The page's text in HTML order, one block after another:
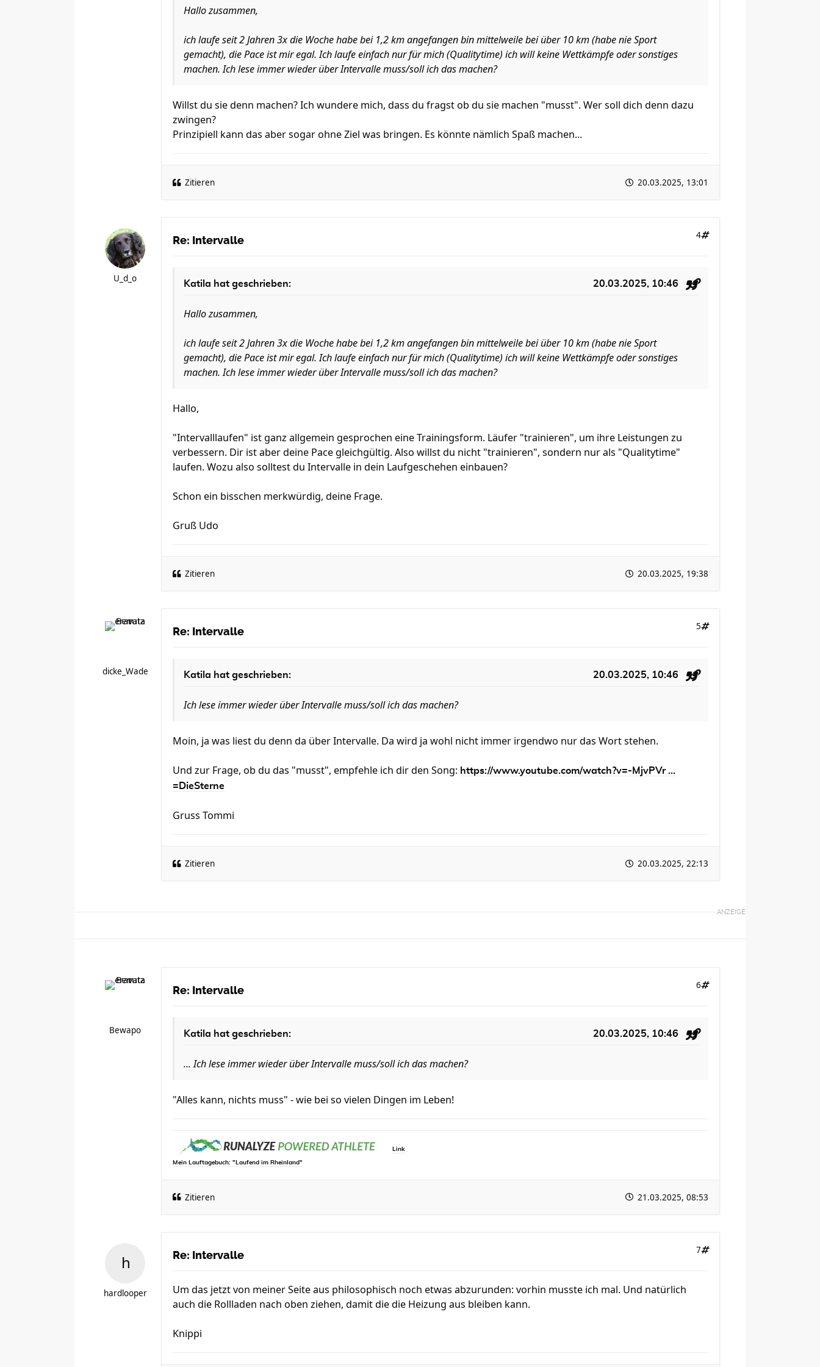
Hallo zusammen,
ich laufe seit 2 Jahren 3x die Woche habe bei 1,2 km angefangen bin mittelweile bei über 10 km (habe nie Sport
gemacht), die Pace ist mir egal. Ich laufe einfach nur für mich (Qualitytime) ich will keine Wettkämpfe oder sonstiges
machen. Ich lese immer wieder über Intervalle muss/soll ich das machen?
Willst du sie denn machen? Ich wundere mich, dass du fragst ob du sie machen "musst". Wer soll dich denn dazu
zwingen?
Prinzipiell kann das aber sogar ohne Ziel was bringen. Es könnte nämlich Spaß machen...
Zitieren 20.03.2025, 13:01
U_d_o
Re: Intervalle 4
Katila hat geschrieben: 20.03.2025, 10:46
Hallo zusammen,
ich laufe seit 2 Jahren 3x die Woche habe bei 1,2 km angefangen bin mittelweile bei über 10 km (habe nie Sport
gemacht), die Pace ist mir egal. Ich laufe einfach nur für mich (Qualitytime) ich will keine Wettkämpfe oder sonstiges
machen. Ich lese immer wieder über Intervalle muss/soll ich das machen?
Hallo,
"Intervalllaufen" ist ganz allgemein gesprochen eine Trainingsform. Läufer "trainieren", um ihre Leistungen zu
verbessern. Dir ist aber deine Pace gleichgültig. Also willst du nicht "trainieren", sondern nur als "Qualitytime"
laufen. Wozu also solltest du Intervalle in dein Laufgeschehen einbauen?
Schon ein bisschen merkwürdig, deine Frage.
Gruß Udo
Zitieren 20.03.2025, 19:38
dicke_Wade
Re: Intervalle 5
Katila hat geschrieben: 20.03.2025, 10:46
Ich lese immer wieder über Intervalle muss/soll ich das machen?
Moin, ja was liest du denn da über Intervalle. Da wird ja wohl nicht immer irgendwo nur das Wort stehen.
Und zur Frage, ob du das "musst", empfehle ich dir den Song: https://www.youtube.com/watch?v=-MjvPVr ...
=DieSterne
Gruss Tommi
Zitieren 20.03.2025, 22:13
ANZEIGE
Bewapo
Re: Intervalle 6
Katila hat geschrieben: 20.03.2025, 10:46
... Ich lese immer wieder über Intervalle muss/soll ich das machen?
"Alles kann, nichts muss" - wie bei so vielen Dingen im Leben!
Link
Mein Lauftagebuch: "Laufend im Rheinland"
Zitieren 21.03.2025, 08:53
hardlooper
Re: Intervalle 7
Um das jetzt von meiner Seite aus philosophisch noch etwas abzurunden: vorhin musste ich mal. Und natürlich
auch die Rollladen nach oben ziehen, damit die die Heizung aus bleiben kann.
Knippi